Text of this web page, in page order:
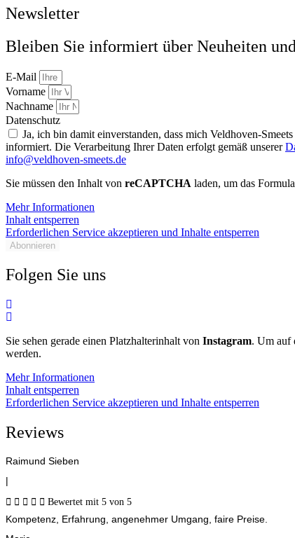
Newsletter
Bleiben Sie informiert über Neuheiten
E-Mail
Vorname
Nachname
Datenschutz
Ja, ich bin damit einverstanden, dass mich Veldhoven-
informiert. Die Verarbeitung Ihrer Daten erfolgt gemäß unserer
info@veldhoven-smeets.de
Sie müssen den Inhalt von reCAPTCHA laden, um das
Mehr Informationen
Inhalt entsperren
Erforderlichen Service akzeptieren und Inhalte entsperren
Abonnieren
Folgen Sie uns
Sie sehen gerade einen Platzhalterinhalt von Instagram. Um auf
werden.
Mehr Informationen
Inhalt entsperren
Erforderlichen Service akzeptieren und Inhalte entsperren
Reviews
Raimund Sieben
|
     Bewertet mit 5 von 5
Kompetenz, Erfahrung, angenehmer Umgang, faire Preise.